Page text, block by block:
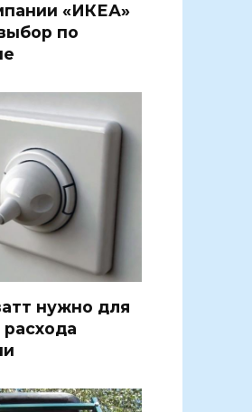
«ИКЕА»
по
нужно для